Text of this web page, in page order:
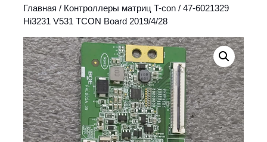
Главная / Контроллеры матриц T-con / 47-6021329
Hi3231 V531 TCON Board 2019/4/28